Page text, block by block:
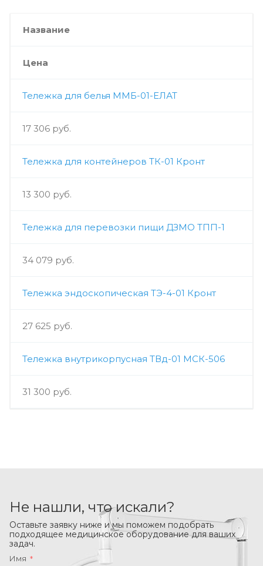
Название
Цена
Тележка для белья ММБ-01-ЕЛАТ
17 306 руб.
Тележка для контейнеров ТК-01 Кронт
13 300 руб.
Тележка для перевозки пищи ДЗМО ТПП-1
34 079 руб.
Тележка эндоскопическая ТЭ-4-01 Кронт
27 625 руб.
Тележка внутрикорпусная ТВд-01 МСК-506
31 300 руб.
Не нашли, что искали?
Оставьте заявку ниже и мы поможем подобрать
подходящее медицинское оборудование для ваших
задач.
Имя *